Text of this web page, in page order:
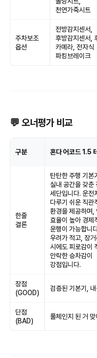
천연가죽시트
주차보조
옵션
전방감지센서,
후방감지센서,
카메라, 전자식
파킹브레이크
💬 오너평가 비교
구분 혼다 어코드 1.5
한줄
결론
탄탄한 주행 기본
실내 공간을 갖춘
세단입니다. 운전
다루기 쉬운 직관
환경을 제공하며,
효율이 높아 경제
운행이 가능합니
우려가 적고, 장
시에도 피로감이
안락한 승차감이
강점입니다.
장점
(GOOD)
검증된 기본기, 내
단점
(BAD)
풀체인지 된 거 맞